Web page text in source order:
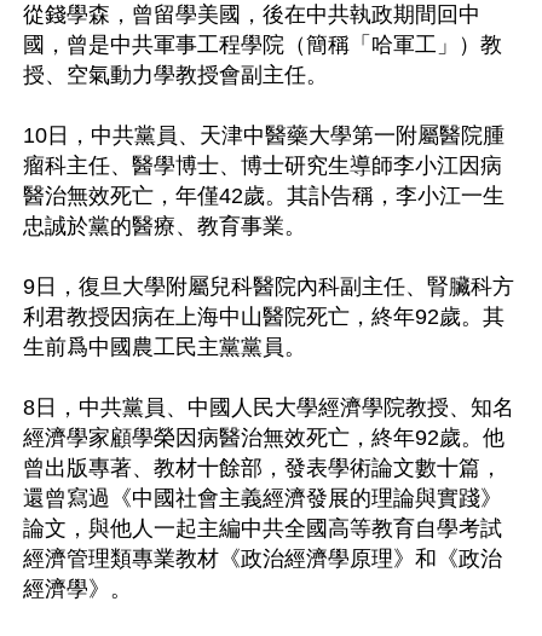
從錢學森，曾留學美國，後在中共執政期間回中
國，曾是中共軍事工程學院（簡稱「哈軍工」）教
授、空氣動力學教授會副主任。
10日，中共黨員、天津中醫藥大學第一附屬醫院腫
瘤科主任、醫學博士、博士研究生導師李小江因病
醫治無效死亡，年僅42歲。其訃告稱，李小江一生
忠誠於黨的醫療、教育事業。
9日，復旦大學附屬兒科醫院內科副主任、腎臟科方
利君教授因病在上海中山醫院死亡，終年92歲。其
生前爲中國農工民主黨黨員。
8日，中共黨員、中國人民大學經濟學院教授、知名
經濟學家顧學榮因病醫治無效死亡，終年92歲。他
曾出版專著、教材十餘部，發表學術論文數十篇，
還曾寫過《中國社會主義經濟發展的理論與實踐》
論文，與他人一起主編中共全國高等教育自學考試
經濟管理類專業教材《政治經濟學原理》和《政治
經濟學》。